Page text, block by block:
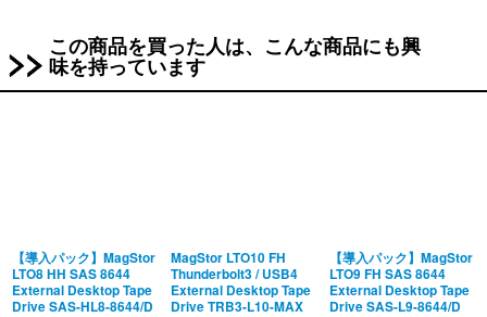
この商品を買った人は、こんな商品にも興
味を持っています
【導入パック】MagStor
LTO8 HH SAS 8644
External Desktop Tape
Drive SAS-HL8-8644/D
MagStor LTO10 FH
Thunderbolt3 / USB4
External Desktop Tape
Drive TRB3-L10-MAX
【導入パック】MagStor
LTO9 FH SAS 8644
External Desktop Tape
Drive SAS-L9-8644/D